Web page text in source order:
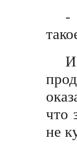
-
что
не